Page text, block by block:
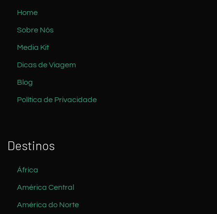
Home
Sobre Nós
Media Kit
Dicas de Viagem
Blog
Política de Privacidade
Destinos
África
América Central
América do Norte